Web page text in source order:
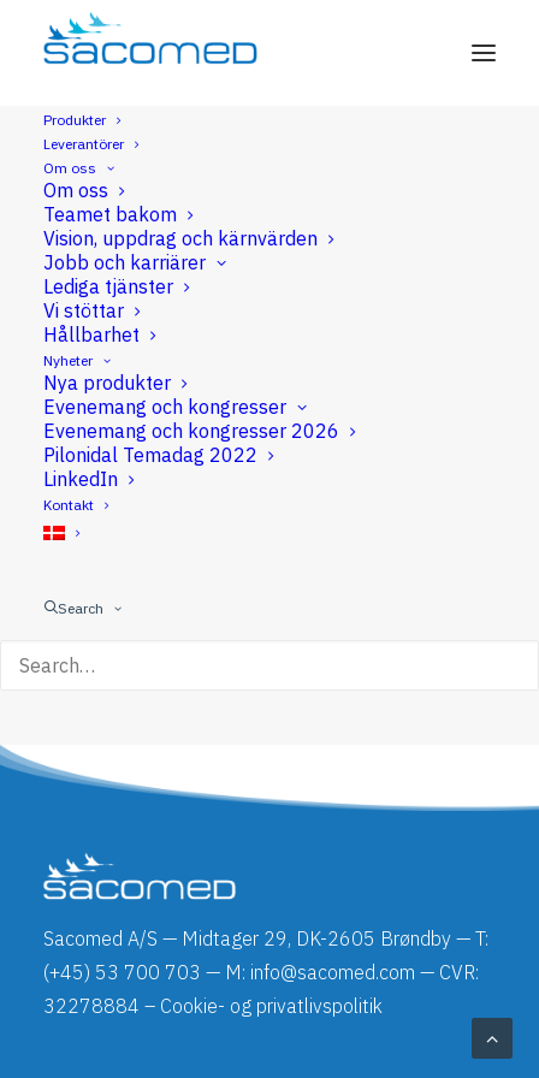
Produkter
Leverantörer
Om oss
Om oss
Teamet bakom
Vision, uppdrag och kärnvärden
Jobb och karriärer
Lediga tjänster
Vi stöttar
Hållbarhet
Nyheter
Nya produkter
Evenemang och kongresser
Evenemang och kongresser 2026
Pilonidal Temadag 2022
LinkedIn
Kontakt
Search
Pump
Sacomed A/S — Midtager 29, DK-2605 Brøndby — T:
(+45) 53 700 703 — M: info@sacomed.com — CVR:
32278884 – Cookie- og privatlivspolitik